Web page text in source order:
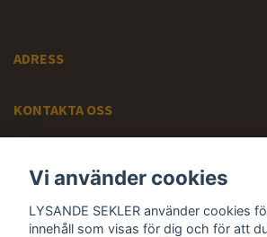
ADRESS
KONTAKTA OSS
Sociala medier
Vi använder cookies
LYSANDE SEKLER använder cookies
innehåll som visas för dig och för att